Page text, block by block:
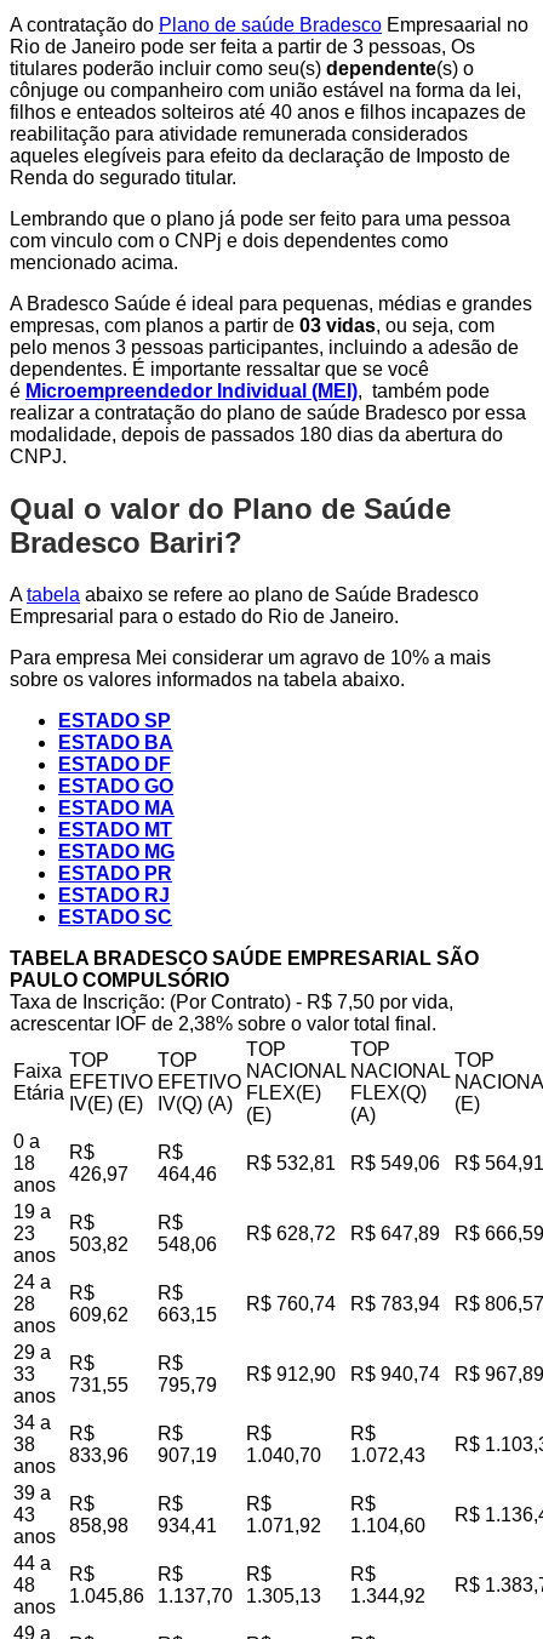
A contratação do Plano de saúde Bradesco Empresaarial no
Rio de Janeiro pode ser feita a partir de 3 pessoas, Os
titulares poderão incluir como seu(s) dependente(s) o
cônjuge ou companheiro com união estável na forma da lei,
filhos e enteados solteiros até 40 anos e filhos incapazes de
reabilitação para atividade remunerada considerados
aqueles elegíveis para efeito da declaração de Imposto de
Renda do segurado titular.
Lembrando que o plano já pode ser feito para uma pessoa
com vinculo com o CNPj e dois dependentes como
mencionado acima.
A Bradesco Saúde é ideal para pequenas, médias e grandes
empresas, com planos a partir de 03 vidas, ou seja, com
pelo menos 3 pessoas participantes, incluindo a adesão de
dependentes. É importante ressaltar que se você
é Microempreendedor Individual (MEI), também pode
realizar a contratação do plano de saúde Bradesco por essa
modalidade, depois de passados 180 dias da abertura do
CNPJ.
Qual o valor do Plano de Saúde
Bradesco Bariri?
Atabela abaixo se refere ao plano de Saúde Bradesco
Empresarial para o estado do Rio de Janeiro.
Para empresa Mei considerar um agravo de 10% a mais
sobre os valores informados na tabela abaixo.
ESTADO SP
ESTADO BA
ESTADO DF
ESTADO GO
ESTADO MA
ESTADO MT
ESTADO MG
ESTADO PR
ESTADO RJ
ESTADO SC
TABELA BRADESCO SAÚDE EMPRESARIAL SÃO
PAULO COMPULSÓRIO
Taxa de Inscrição: (Por Contrato) - R$ 7,50 por vida,
acrescentar IOF de 2,38% sobre o valor total final.
Faixa
Etária
TOP
EFETIVO
IV(E) (E)
TOP
EFETIVO
IV(Q) (A)
TOP
NACIONAL
FLEX(E)
(E)
TOP
NACIONAL
FLEX(Q)
(A)
TOP
(E)
0 a
18
anos
R$
426,97
R$
464,46
R$ 532,81 R$ 549,06 R$ 564,91
19 a
23
anos
R$
503,82
R$
548,06
R$ 628,72 R$ 647,89 R$ 666,59
24 a
28
anos
R$
609,62
R$
663,15
R$ 760,74 R$ 783,94 R$ 806,57
29 a
33
anos
R$
731,55
R$
795,79
R$ 912,90 R$ 940,74 R$ 967,89
34 a
38
anos
R$
833,96
R$
907,19
R$
1.040,70
R$
1.072,43
R$
39 a
43
anos
R$
858,98
R$
934,41
R$
1.071,92
R$
1.104,60
R$
44 a
48
anos
R$
1.045,86
R$
1.137,70
R$
1.305,13
R$
1.344,92
R$
49 a